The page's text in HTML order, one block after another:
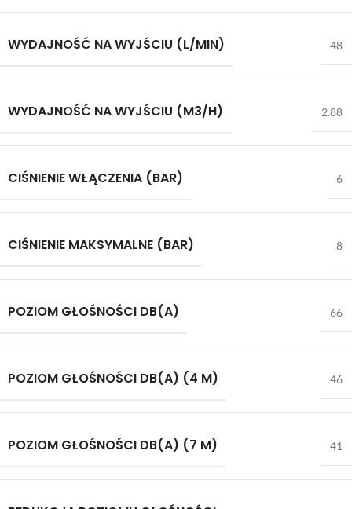
WYDAJNOŚĆ NA WYJŚCIU (L/MIN) 48
WYDAJNOŚĆ NA WYJŚCIU (M3/H) 2.88
CIŚNIENIE WŁĄCZENIA (BAR) 6
CIŚNIENIE MAKSYMALNE (BAR) 8
POZIOM GŁOŚNOŚCI DB(A) 66
POZIOM GŁOŚNOŚCI DB(A) (4 M) 46
POZIOM GŁOŚNOŚCI DB(A) (7 M) 41